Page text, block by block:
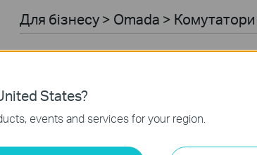
Для бiзнесу > Omada >
Для бiзнесу > Omada >
Для бiзнесу > Omada > Комутатори
Для бiзнесу > Omada > Wi-Fi > GPON
States?
events and services for your region.